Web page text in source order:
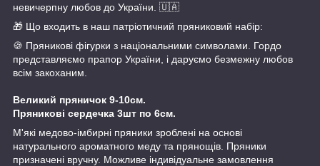
невичерпну любов до України. 🇺🇦
🎁 Що входить в наш патріотичний пряниковий набір:
🍪 Пряникові фігурки з національними символами. Гордо
представляємо прапор України, і даруємо безмежну любов
всім закоханим.
Великий пряничок 9-10см.
Пряникові сердечка 3шт по 6см.
М'які медово-імбирні пряники зроблені на основі
натурального ароматного меду та прянощів. Пряники
призначені вручну. Можливе індивідуальне замовлення